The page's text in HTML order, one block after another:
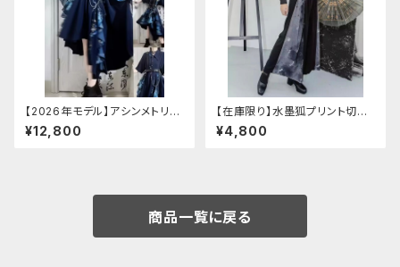
【2026年モデル】アシンメトリー
チャイナ改良ドレス
¥12,800
【在庫限り】水墨狐プリント切替
サイドバックルワイドパンツ（Lサ
イズ
¥4,800
商品一覧に戻る